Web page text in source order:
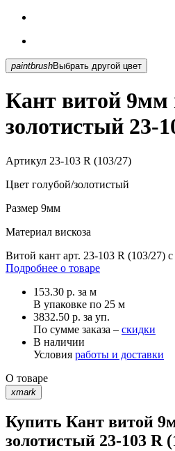
paintbrush Выбрать другой цвет
Кант витой 9мм
золотистый 23-
Артикул 23-103 R (103/27)
Цвет голубой/золотистый
Размер 9мм
Материал вискоза
Витой кант арт. 23-103 R (103/27)
Подробнее о товаре
153.30 р. за м
В упаковке по 25 м
3832.50 р. за уп.
По сумме заказа – скидки
В наличии
Условия работы и доставки
О товаре
xmark
Купить Кант витой
золотистый 23-103 R